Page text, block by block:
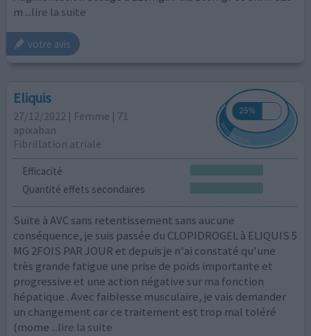
m ...lire la suite
votre avis
Eliquis
27/12/2022 | Femme | 71
apixaban
Fibrillation atriale
Efficacité
Quantité effets secondaires
Suite à AVC sans retentissement sans aucune
conséquence, je suis passée du CLOPIDROGEL à ELIQUIS 5
MG 2FOIS PAR JOUR et depuis je n'ai constaté qu'une
très grande fatigue une prise de poids importante et
progressive et une action négative sur ma fonction
hépatique . Avec faiblesse musculaire, je vais demander
un changement car ce traitement est trop mal toléré
(mome ...lire la suite